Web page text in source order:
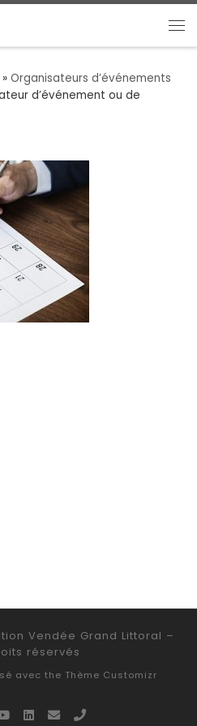
» Organisateurs d’événements
d’événement ou de
Vendée Grand Littoral –
réservés
avec the Thème Customizr